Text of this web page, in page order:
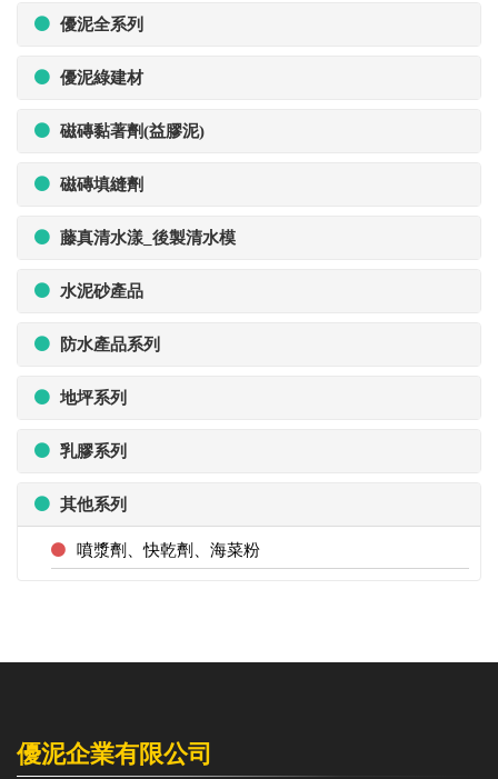
優泥全系列
優泥綠建材
磁磚黏著劑(益膠泥)
磁磚填縫劑
藤真清水漾_後製清水模
水泥砂產品
防水產品系列
地坪系列
乳膠系列
其他系列
噴漿劑、快乾劑、海菜粉
優泥企業有限公司